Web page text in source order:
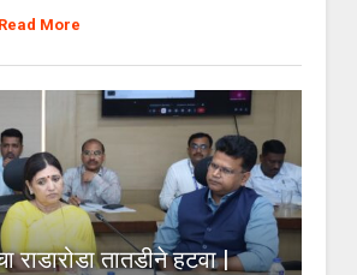
Read More
तातडीने हटवा |